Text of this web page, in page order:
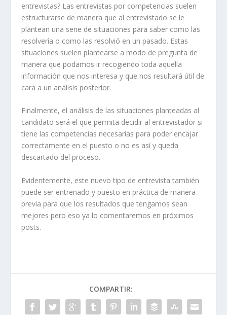
entrevistas? Las entrevistas por competencias suelen
estructurarse de manera que al entrevistado se le
plantean una serie de situaciones para saber como las
resolvería o como las resolvió en un pasado. Estas
situaciones suelen plantearse a modo de pregunta de
manera que podamos ir recogiendo toda aquella
información que nos interesa y que nos resultará útil de
cara a un análisis posterior.
Finalmente, el análisis de las situaciones planteadas al
candidato será el que permita decidir al entrevistador si
tiene las competencias necesarias para poder encajar
correctamente en el puesto o no es así y queda
descartado del proceso.
Evidentemente, este nuevo tipo de entrevista también
puede ser entrenado y puesto en práctica de manera
previa para que los resultados que tengamos sean
mejores pero eso ya lo comentaremos en próximos
posts.
COMPARTIR: